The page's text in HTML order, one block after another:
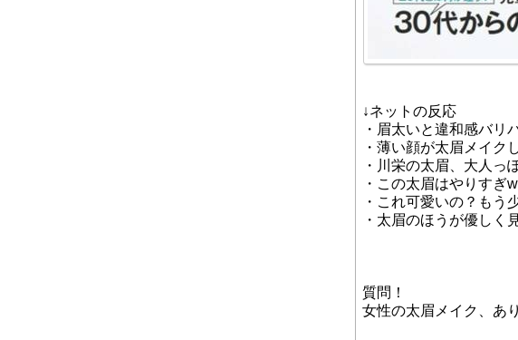
↓ネットの反応
・眉太いと違和感バリ
・薄い顔が太眉メイク
・川栄の太眉、大人っ
・この太眉はやりすぎw
・これ可愛いの？もう
・太眉のほうが優しく
質問！
女性の太眉メイク、あ